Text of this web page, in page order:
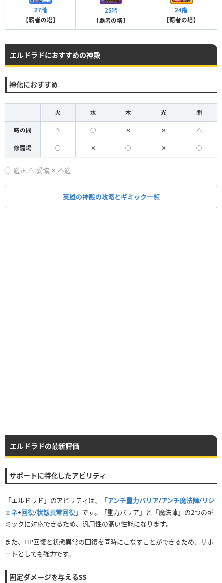
27階
【覇者の塔】
25階
【覇者の塔】
24階
【覇者の塔】
エルドラドにおすすめの神殿
神化におすすめ
火 水 木 光 闇
時の間 △ ◯ ✕ ✕ △
修羅場 ◯ ✕ ◯ ✕ ◯
◯-適正,△-妥協,✕-不適
英雄の神殿の攻略とギミック一覧
エルドラドの最新評価
サポートに特化したアビリティ
「エルドラド」のアビリティは、「アンチ重力バリア/アンチ魔法陣/リジ
ェネ+回復/状態異常回復」です。「重力バリア」と「魔法陣」の2つのギ
ミックに対応できるため、汎用性の高い性能になります。
また、HP回復と状態異常の回復を同時にこなすことができるため、サポ
ートとしても強力です。
固定ダメージを与えるSS